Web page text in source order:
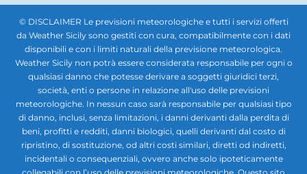
© DISCLAIMER Le previsioni meteorologiche e tutti i servizi offerti
da Weather Sicily sono gestiti con cura, compatibilmente con i dati
disponibili e con i limiti naturali della previsione meteorologica.
Weather Sicily non potrà essere considerata responsabile per ogni o
qualsiasi danno che potesse derivare a soggetti giuridici terzi,
società, enti o persone in relazione all'uso delle previsioni
meteorologiche. In nessun caso sarà responsabile per qualsiasi tipo
di danno, inclusi, senza limitazioni, i danni derivanti dalla perdita di
beni, profitti e redditi, danni biologici, quelli derivanti dal costo di
ripristino, di sostituzione, od altri costi similari, diretti od indiretti,
incidentali o consequenziali, ovvero anche solo ipoteticamente